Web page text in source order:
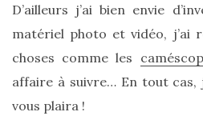
D’ailleurs j’ai bien envie
matériel photo et vidéo, j’ai
choses comme les
affaire à suivre… En tout cas,
vous plaira !